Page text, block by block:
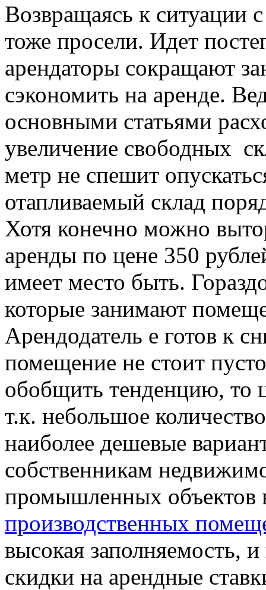
Возвращаясь к ситуации
тоже просели. Идет
арендаторы сокращают
сэкономить на аренде.
основными статьями
увеличение свободных
метр не спешит
отапливаемый склад
Хотя конечно можно
аренды по цене 350
имеет место быть.
которые занимают
Арендодатель е готов к
помещение не стоит
обобщить тенденцию, то
т.к. небольшое
наиболее дешевые
собственникам
промышленных объектов
производственных
высокая заполняемость,
скидки на арендные